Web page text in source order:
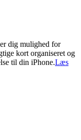
dig mulighed for
kort organiseret og
til din iPhone.Læs